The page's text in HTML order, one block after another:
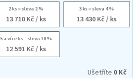
2 ks = sleva 2 %
13 710 Kč/ ks
3 ks = sleva 4 %
13 430 Kč/ ks
5 a více ks = sleva 10 %
12 591 Kč/ ks
Ušetříte 0 Kč